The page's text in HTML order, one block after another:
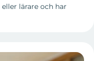
lärare och har